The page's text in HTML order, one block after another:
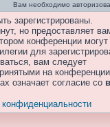
Вам необходимо
зарегистрированы.
но предоставляет
конференции
для
вам следует
на
означает согласие со